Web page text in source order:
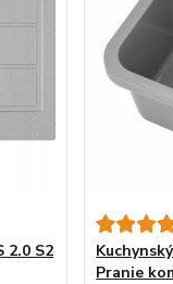
2.0 S2
Pranie